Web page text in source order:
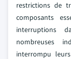
restrictions de
composants
interruptions
nombreuses
interrompu